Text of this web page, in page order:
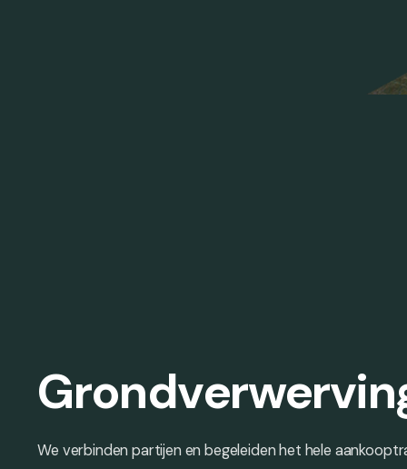
We verbinden partijen en begeleiden het hele